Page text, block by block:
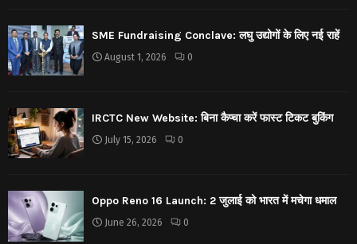
SME Fundraising Conclave: लघु उद्योगों के लिए नई राहें
August 1, 2026 0
IRCTC New Website: बिना कैप्चा करें फास्ट टिकट बुकिंग
July 15, 2026 0
Oppo Reno 16 Launch: 2 जुलाई को भारत में मचेगा धमाल
June 26, 2026 0